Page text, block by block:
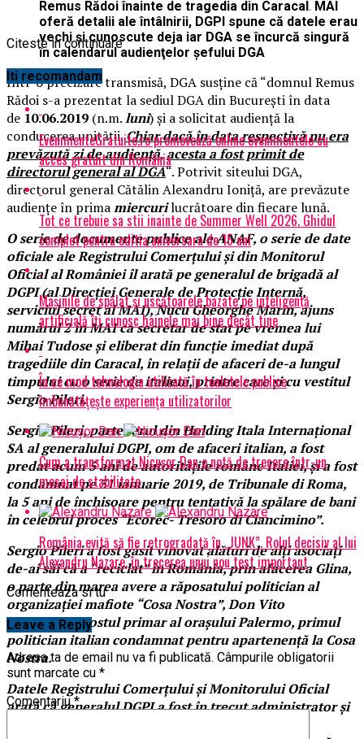
Remus Rădoi înainte de tragedia din Caracal. MAI
oferă detalii ale întâlnirii, DGPI spune că datele erau
vechi şi cunoscute deja iar DGA se încurcă singură
în calendarul audienţelor şefului DGA
Într-o precizare transmisă, DGA susţine că “domnul Remus
Rădoi s-a prezentat la sediul DGA din București în data
de 10.06.2019 (n.m.luni) și a solicitat audiență la
conducerea unității.Chiar dacă în data respectivă nu era
prevăzută zi de audiență,acesta a fost primit de
directorul general al DGA“. Potrivit siteului DGA,
directorul general Cătălin Alexandru Ioniţă, are prevăzute
audienţe în primamiercurilucrătoare din fiecare lună.
O serie de documente publice ale ANAF, o serie de date
oficiale ale Registrului Comerţului şi din Monitorul
Oficial al României îl arată pe generalul de brigadă al
DGPI (al Direcţiei Generale de Protecţie Internă,
serviciul secret al MAI), Nucu Gheorghe Marin, ajuns
numărul 2 în MAI ca secretar de stat pe vremea lui
Mihai Tudose şi eliberat din funcţie imediat după
tragediile din Caracal, în relaţii de afaceri de-a lungul
timpului cu o serie de italieni, printre care şi cu vestitul
Sergio Pileri.
Sergio Pileri, partenerul din Holding Itala Internaţional
SA al generalului DGPI, om de afaceri italian, a fost
predat acum 5 ani de autorităţile române Italiei, şi a fost
condamnat pe 31 ianuarie 2019, de Tribunale di Roma,
la 5 ani de închisoare pentru tentativă la spălare de bani
în celebrul proces “Ecorec- Tresoro di Ciancimino”.
Sergio Pileri a fost găsit vinovat alături de alţi asociaţi
de-ai săi că a “reciclat” în România, prin afacerea Glina,
o parte din marea avere a răposatului politician al
organizaţiei mafiote “Cosa Nostra”, Don Vito
Ciancimino, fostul primar al oraşului Palermo, primul
politician italian condamnat pentru apartenenţă la Cosa
Nostra.
Datele Registrului Comerţului şi Monitorului Oficial
arată că generalul DGPI a fost în trecut administrator şi
Citeste in continuare
Iti recomandam
EvenimenteGratuite.ro promovează online evenimentele cu
acces gratuit din România
Tot ce trebuie sa stii inainte de Summer Well 2026. Ghidul
complet pentru editia aniversara de 15 ani
Mașinile de spălat și uscătoarele bazate pe inteligență
artificială îți cunosc hainele mai bine decât tine
În ce mod tehnologia utilizată în toaletele publice
îmbunătățește experiența utilizatorilor
Cum a transformat Nicușor Dan o notă de trecere într-un
mesaj de stabilitate
România evită să fie retrogradată în „JUNK”. Rolul decisiv al lui
Alexandru Nazare, în trecerea unui nou test important
Comenteaza si tu
Leave a Reply
Adresa ta de email nu va fi publicată. Câmpurile obligatorii
sunt marcate cu *
Comentariu*